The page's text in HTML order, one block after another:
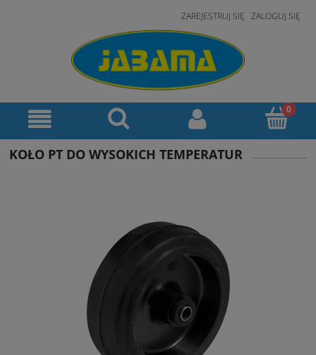
ZAREJESTRUJ SIĘ ZALOGUJ SIĘ
KOŁO PT DO WYSOKICH TEMPERATUR